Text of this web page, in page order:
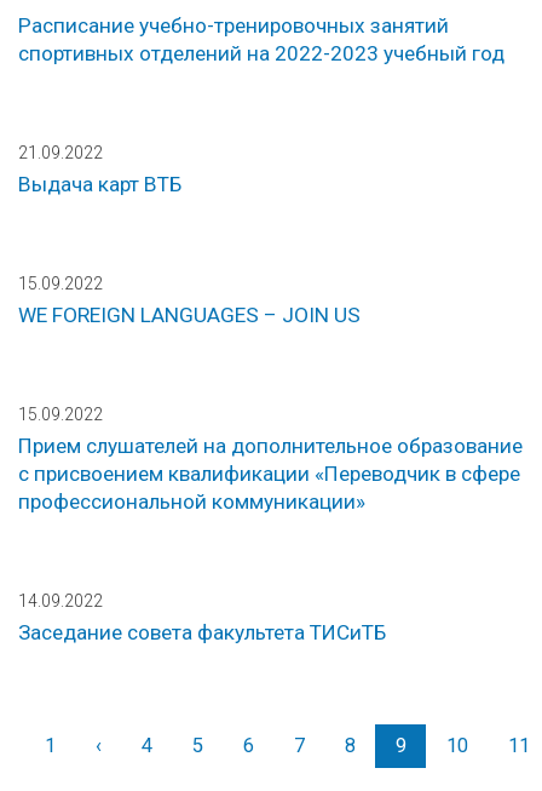
Расписание учебно-тренировочных занятий
спортивных отделений на 2022-2023 учебный год
21.09.2022
Выдача карт ВТБ
15.09.2022
WE FOREIGN LANGUAGES – JOIN US
15.09.2022
Прием слушателей на дополнительное образование
с присвоением квалификации «Переводчик в сфере
профессиональной коммуникации»
14.09.2022
Заседание совета факультета ТИСиТБ
1 ‹Назад
4 5 6 7 8 9 10 11